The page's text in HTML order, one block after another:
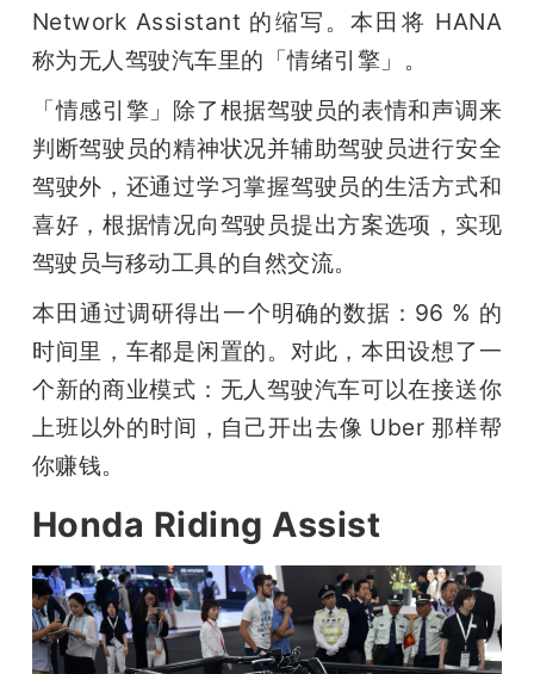
Network Assistant 的缩写。本田将 HANA
称为无人驾驶汽车里的「情绪引擎」。
「情感引擎」除了根据驾驶员的表情和声调来
判断驾驶员的精神状况并辅助驾驶员进行安全
驾驶外，还通过学习掌握驾驶员的生活方式和
喜好，根据情况向驾驶员提出方案选项，实现
驾驶员与移动工具的自然交流。
本田通过调研得出一个明确的数据：96 % 的
时间里，车都是闲置的。对此，本田设想了一
个新的商业模式：无人驾驶汽车可以在接送你
上班以外的时间，自己开出去像 Uber 那样帮
你赚钱。
Honda Riding Assist